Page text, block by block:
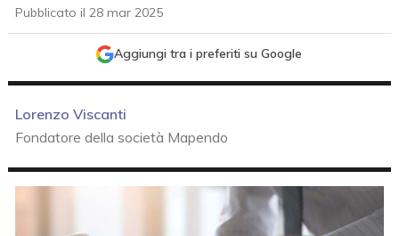
Pubblicato il 28 mar 2025
Aggiungi tra i preferiti su Google
Lorenzo Viscanti
Fondatore della società Mapendo